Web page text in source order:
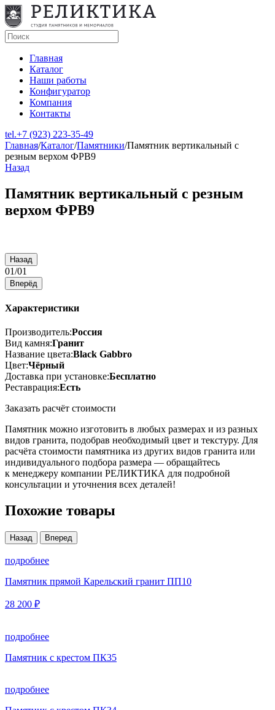
Главная
Каталог
Наши работы
Конфигуратор
Компания
Контакты
tel.+7 (923) 223-35-49
Главная/Каталог/Памятники/Памятник вертикальный с
резным верхом ФРВ9
Назад
Памятник вертикальный с резным
верхом ФРВ9
Назад
01/01
Вперёд
Характеристики
Производитель:Россия
Вид камня:Гранит
Название цвета:Black Gabbro
Цвет:Чёрный
Доставка при установке:Бесплатно
Реставрация:Есть
Заказать расчёт стоимости
Памятник можно изготовить в любых размерах и из разных
видов гранита, подобрав необходимый цвет и текстуру. Для
расчёта стоимости памятника из других видов гранита или
индивидуального подбора размера — обращайтесь
к менеджеру компании РЕЛИКТИКА для подробной
консультации и уточнения всех деталей!
Похожие товары
Назад Вперед
подробнее
Памятник прямой Карельский гранит ПП10
28 200 ₽
подробнее
Памятник с крестом ПК35
подробнее